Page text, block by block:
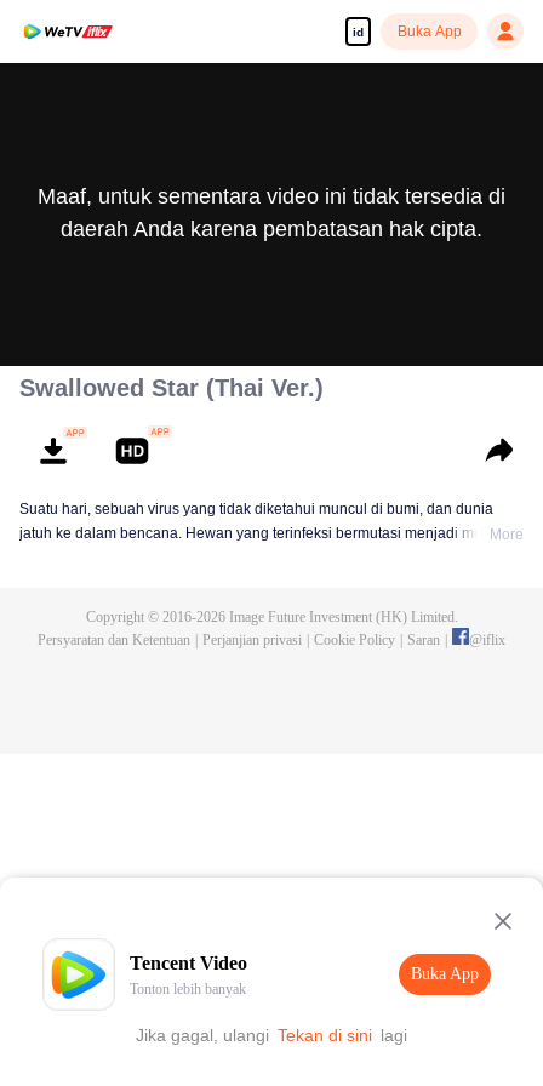
id Buka App
Tencent Video
Tonton lebih banyak
Buka App
Jika gagal, ulangi Tekan di sini lagi
Buka App
Maaf, untuk sementara video ini tidak tersedia di
daerah Anda karena pembatasan hak cipta.
Swallowed Star (Thai Ver.)
Suatu hari, sebuah virus yang tidak diketahui muncul di bumi, dan dunia
jatuh ke dalam bencana. Hewan yang terinfeksi bermutasi menjadi monster
bela diri hingga beberapa dari mereka disebut "Ksatria". Luo Feng, seorang
More
Copyright © 2016-2026Image Future Investment (HK) Limited.
Persyaratan dan Ketentuan
Perjanjian privasi Cookie Policy Saran @iflix